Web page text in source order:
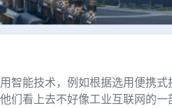
智能技术，例如根据选用便携
们看上去不好像工业互联网的